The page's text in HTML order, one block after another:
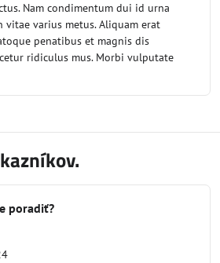
Nam condimentum dui id urna
vitae varius metus. Aliquam erat
penatibus et magnis dis
ridiculus mus. Morbi vulputate
poradiť?